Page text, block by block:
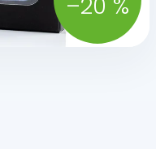
–20 %